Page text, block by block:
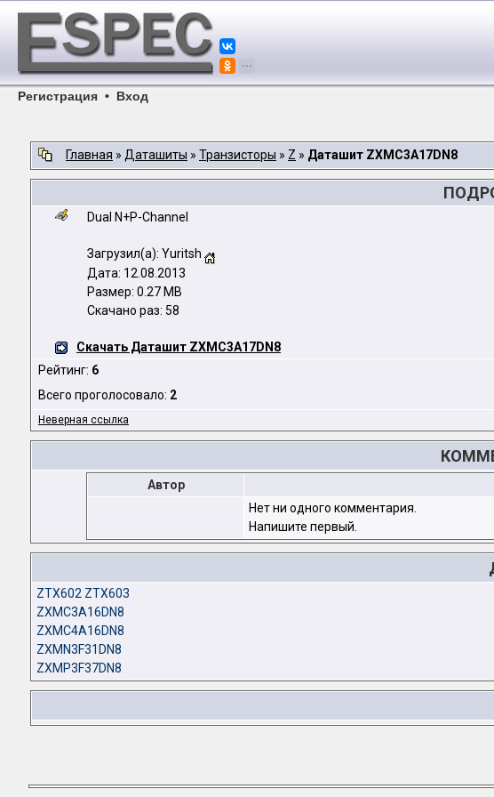
Регистрация • Вход
Главная » Даташиты » Транзисторы » Z » Даташит ZXMC3A17DN8
Dual N+P-Channel
Загрузил(а): Yuritsh
Дата: 12.08.2013
Размер: 0.27 MB
Скачано раз: 58
Скачать Даташит ZXMC3A17DN8
Рейтинг: 6
Всего проголосовало: 2
Неверная ссылка
Автор
Нет ни одного комментария.
Напишите первый.
ZTX602 ZTX603
ZXMC3A16DN8
ZXMC4A16DN8
ZXMN3F31DN8
ZXMP3F37DN8